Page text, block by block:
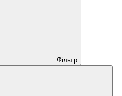
Фільтр